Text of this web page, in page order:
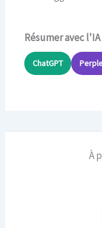
Résumer avec l'IA
ChatGPT
À